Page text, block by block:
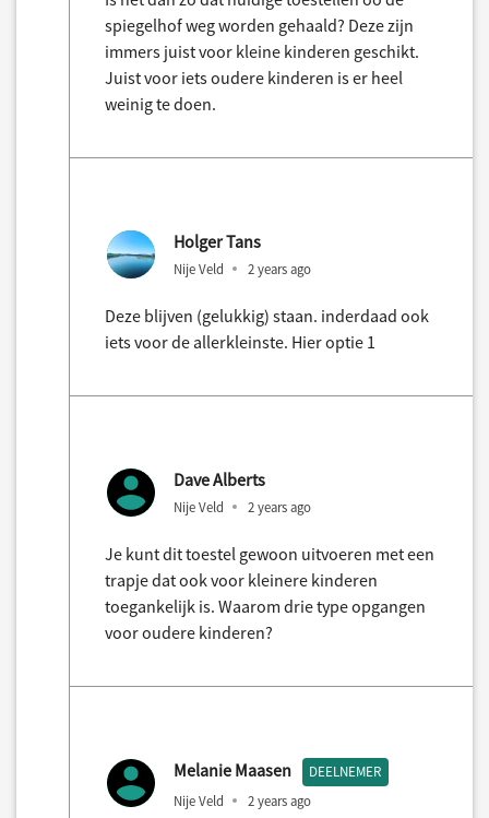
spiegelhof weg worden gehaald? Deze zijn
immers juist voor kleine kinderen geschikt.
Juist voor iets oudere kinderen is er heel
weinig te doen.
Holger Tans
Nije Veld 2 years ago
Deze blijven (gelukkig) staan. inderdaad ook
iets voor de allerkleinste. Hier optie 1
Dave Alberts
Nije Veld 2 years ago
Je kunt dit toestel gewoon uitvoeren met een
trapje dat ook voor kleinere kinderen
toegankelijk is. Waarom drie type opgangen
voor oudere kinderen?
Melanie Maasen DEELNEMER
Nije Veld 2 years ago